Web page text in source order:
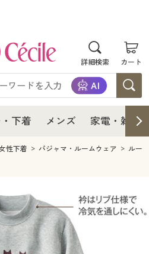
詳細検索 カート
すべて
下着 メンズ 家電・雑貨
すべて
性下着 パジャマ・ルームウェア ルー